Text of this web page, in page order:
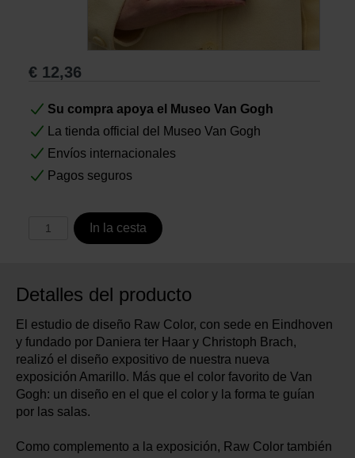
€ 12,36
Su compra apoya el Museo Van Gogh
La tienda official del Museo Van Gogh
Envíos internacionales
Pagos seguros
In la cesta
Detalles del producto
El estudio de diseño Raw Color, con sede en Eindhoven
y fundado por Daniera ter Haar y Christoph Brach,
realizó el diseño expositivo de nuestra nueva
exposición Amarillo. Más que el color favorito de Van
Gogh: un diseño en el que el color y la forma te guían
por las salas.
Como complemento a la exposición, Raw Color también